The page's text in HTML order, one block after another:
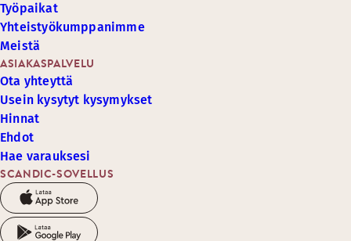
SCANDIC-SOVELLUS
ASIAKASPALVELU
Ota yhteyttä
Usein kysytyt kysymykset
Hinnat
Ehdot
Hae varauksesi
Työpaikat
Yhteistyökumppanimme
Meistä